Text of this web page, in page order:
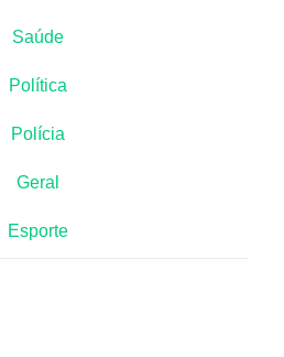
Saúde
Política
Polícia
Geral
Esporte